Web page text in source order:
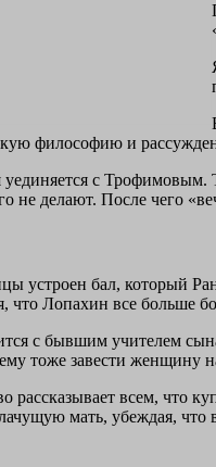
философию и
с Трофимовым.
не делают. После чего
устроен бал, который
что Лопахин все больше
с бывшим учителем
тоже завести женщину
рассказывает всем, что
мать, убеждая, что